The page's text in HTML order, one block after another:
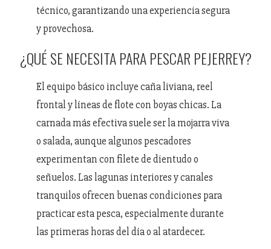
técnico, garantizando una experiencia segura
y provechosa.
¿QUÉ SE NECESITA PARA PESCAR PEJERREY?
El equipo básico incluye caña liviana, reel
frontal y líneas de flote con boyas chicas. La
carnada más efectiva suele ser la mojarra viva
o salada, aunque algunos pescadores
experimentan con filete de dientudo o
señuelos. Las lagunas interiores y canales
tranquilos ofrecen buenas condiciones para
practicar esta pesca, especialmente durante
las primeras horas del día o al atardecer.